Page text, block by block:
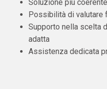
Soluzione più
Possibilità di valutare
Supporto nella scelta
adatta
Assistenza dedicata